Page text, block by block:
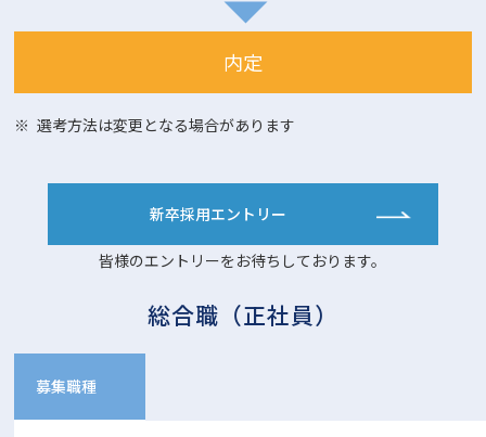
内定
選考方法は変更となる場合があります
新卒採用エントリー
皆様のエントリーをお待ちしております。
総合職（正社員）
募集職種